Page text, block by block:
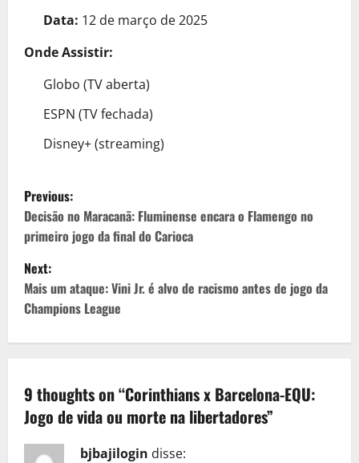
Data: 12 de março de 2025
Onde Assistir:
Globo (TV aberta)
ESPN (TV fechada)
Disney+ (streaming)
P
o
s
t
n
v
i
Previous:
Decisão no Maracanã: Fluminense encara o Flamengo no
primeiro jogo da final do Carioca
Next:
Mais um ataque: Vini Jr. é alvo de racismo antes de jogo da
Champions League
9 thoughts on “Corinthians x Barcelona-EQU:
Jogo de vida ou morte na libertadores”
bjbajilogin disse: